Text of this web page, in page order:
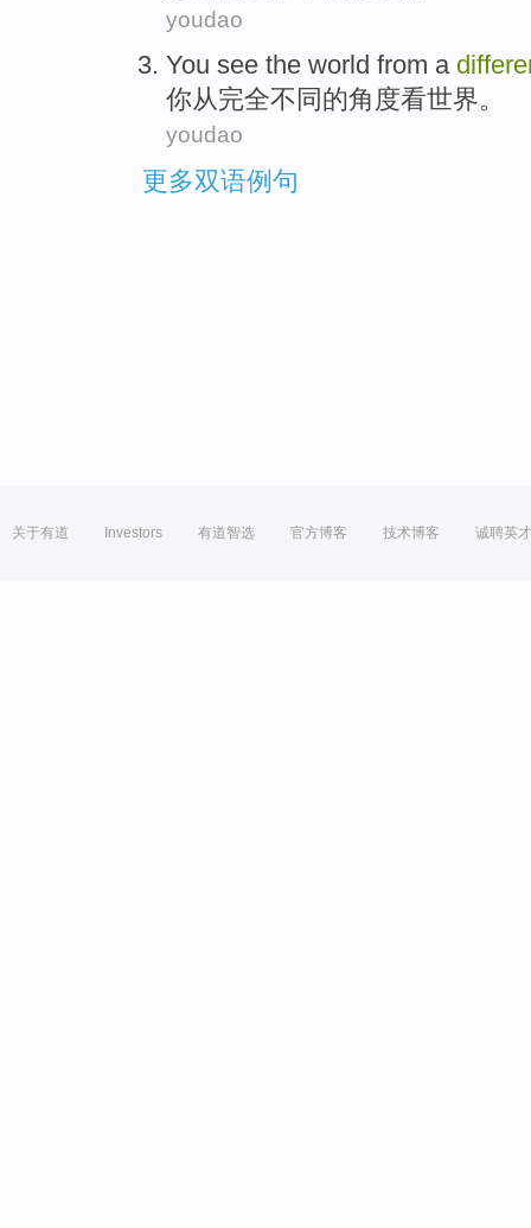
youdao
You see the world from a
你从完全不同 的角度看世界。
youdao
更多双语例句
关于有道 Investors 有道智选 官方博客 技术博客 诚聘英才